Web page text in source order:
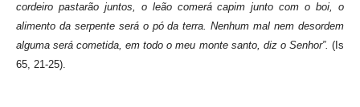
cordeiro pastarão juntos, o leão comerá capim junto com o boi, o
alimento da serpente será o pó da terra. Nenhum mal nem desordem
alguma será cometida, em todo o meu monte santo, diz o Senhor”. (Is
65, 21-25).